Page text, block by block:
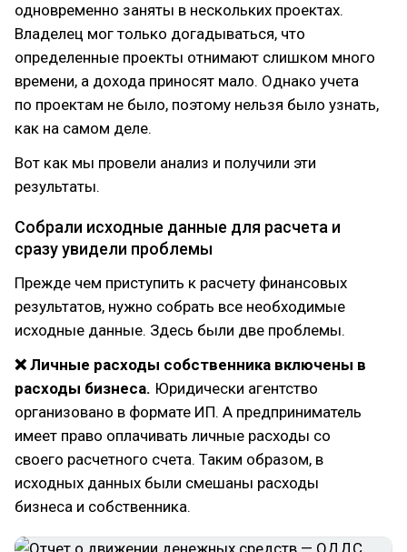
одновременно заняты в нескольких проектах.
Владелец мог только догадываться, что
определенные проекты отнимают слишком много
времени, а дохода приносят мало. Однако учета
по проектам не было, поэтому нельзя было узнать,
как на самом деле.
Вот как мы провели анализ и получили эти
результаты.
Собрали исходные данные для расчета и
сразу увидели проблемы
Прежде чем приступить к расчету финансовых
результатов, нужно собрать все необходимые
исходные данные. Здесь были две проблемы.
❌ Личные расходы собственника включены в
расходы бизнеса. Юридически агентство
организовано в формате ИП. А предприниматель
имеет право оплачивать личные расходы со
своего расчетного счета. Таким образом, в
исходных данных были смешаны расходы
бизнеса и собственника.